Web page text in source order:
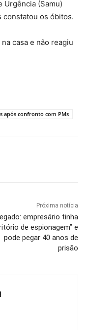
Urgência (Samu)
constatou os óbitos.
casa e não reagiu
após confronto com PMs
Próxima notícia
empresário tinha
de espionagem” e
pode pegar 40 anos de
prisão